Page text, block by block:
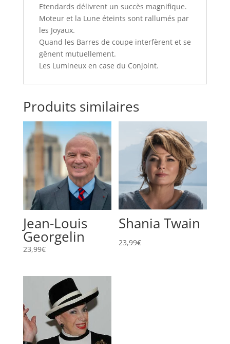
Etendards délivrent un succès magnifique.
Moteur et la Lune éteints sont rallumés par
les Joyaux.
Quand les Barres de coupe interfèrent et se
gênent mutuellement.
Les Lumineux en case du Conjoint.
Produits similaires
Jean-Louis
Georgelin
23,99€
Shania Twain
23,99€